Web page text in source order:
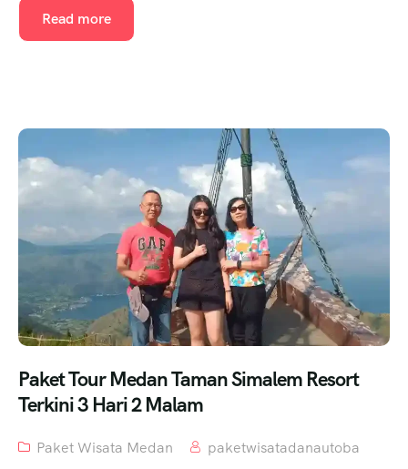
Read more
Paket Tour Medan Taman Simalem Resort
Terkini 3 Hari 2 Malam
Paket Wisata Medan
paketwisatadanautoba